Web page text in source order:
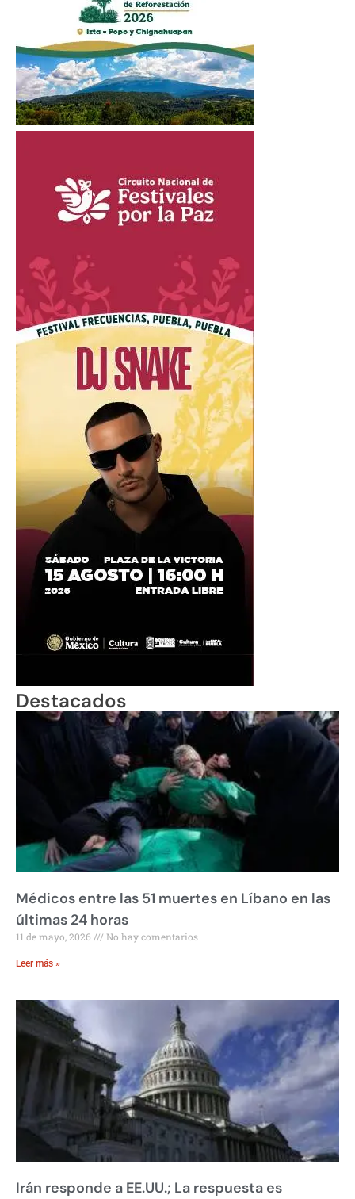
Destacados
Médicos entre las 51 muertes en Líbano en las
últimas 24 horas
11 de mayo, 2026 No hay comentarios
Leer más »
Irán responde a EE.UU.; La respuesta es